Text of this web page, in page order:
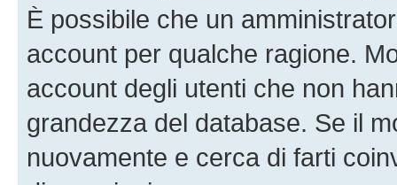
È possibile che un
account per qualche ragione.
account degli utenti che non
grandezza del database. Se il
nuovamente e cerca di farti